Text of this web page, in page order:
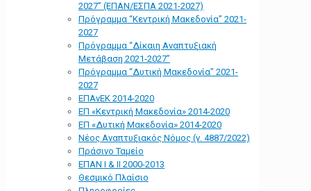
2027” (ΕΠΑΝ/ΕΣΠΑ 2021-2027)
Πρόγραμμα “Κεντρική Μακεδονία” 2021-
2027
Πρόγραμμα “Δίκαιη Αναπτυξιακή
Μετάβαση 2021-2027”
Πρόγραμμα “Δυτική Μακεδονία” 2021-
2027
ΕΠΑνΕΚ 2014-2020
ΕΠ «Kεντρική Μακεδονία» 2014-2020
ΕΠ «Δυτική Μακεδονία» 2014-2020
Νέος Αναπτυξιακός Νόμος (ν. 4887/2022)
Πράσινο Ταμείο
ΕΠΑΝ Ι & ΙΙ 2000-2013
Θεσμικό Πλαίσιο